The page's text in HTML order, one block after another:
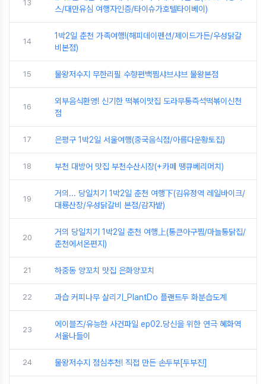
13
스/대만유심 여행자인증/타이슈가호텔타이베이)
14
1박2일 춘천 가족여행!(해피데이펜션/제이드가든/우성닭갈
비본점)
15 물왕저수지 무한리필 수향편백찜샤브샤브 물왕본점
16
외부음식환영! 신기한 떡볶이맛집 도라무통즉석떡볶이신천
점
17 은평구 1박2일 서울여행(중국음식점/아름다운황토집)
18 부천 대방어 맛집 부천수산시장(+카페 땡큐베리머치)
19
거의... 당일치기 1박2일 춘천 여행下(김유정역 레일바이크/
대룡산장/우성닭갈비 본점/감자밭)
20
거의 당일치기 1박2일 춘천 여행上(통큰아구찜/마늘통닭집/
춘천에서온편지)
21 하중동 양꼬치 맛집 은화양꼬치
22 과습 커피나무 살리기_PlantDo 플랜트두 화분습도계
23
에이블즈/유능한 사건파일 ep02.당신을 위한 연극 혜화역
서울나들이
24 물왕저수지 점심추천! 직접 만든 손두부[두부진]